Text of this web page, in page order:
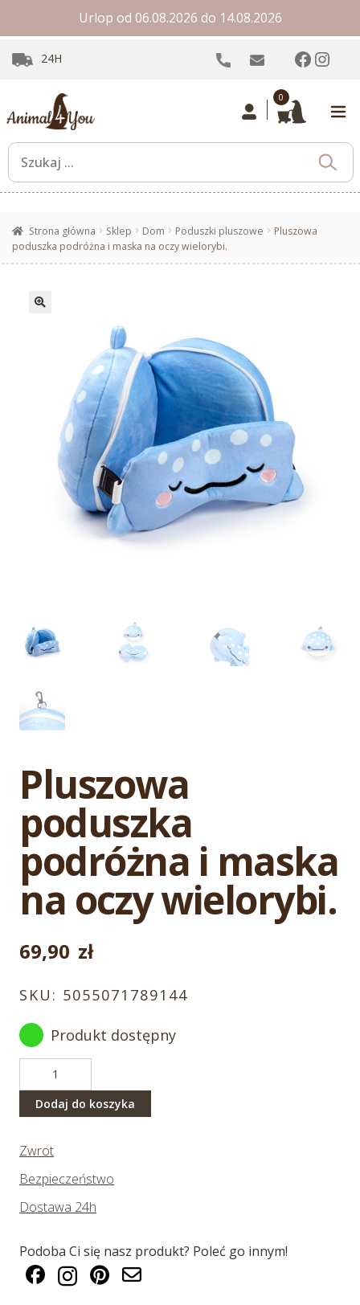
Urlop od 06.08.2026 do 14.08.2026
24H
0
Strona główna Sklep Dom Poduszki pluszowe
Pluszowa
poduszka podróżna i maska na oczy wielorybi.
Pluszowa
poduszka
podróżna i maska
na oczy wielorybi.
69,90 zł
SKU: 5055071789144
Produkt dostępny
Pluszowa
poduszka
podróżna
maska
na
oczy
wielorybi.
Dodaj do koszyka
Zwrot
Bezpieczeństwo
Dostawa 24h
Podoba Ci się nasz produkt? Poleć go innym!